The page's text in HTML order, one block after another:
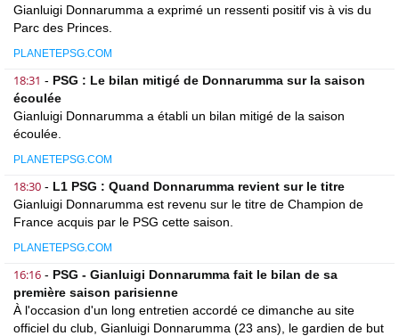
Gianluigi Donnarumma a exprimé un ressenti positif vis à vis du
Parc des Princes.
PLANETEPSG.COM
18:31 - PSG : Le bilan mitigé de Donnarumma sur la saison
écoulée
Gianluigi Donnarumma a établi un bilan mitigé de la saison
écoulée.
PLANETEPSG.COM
18:30 - L1 PSG : Quand Donnarumma revient sur le titre
Gianluigi Donnarumma est revenu sur le titre de Champion de
France acquis par le PSG cette saison.
PLANETEPSG.COM
16:16 - PSG - Gianluigi Donnarumma fait le bilan de sa
première saison parisienne
À l'occasion d'un long entretien accordé ce dimanche au site
officiel du club, Gianluigi Donnarumma (23 ans), le gardien de but